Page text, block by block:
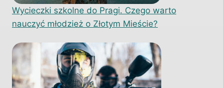
Wycieczki szkolne do Pragi. Czego warto
nauczyć młodzież o Złotym Mieście?